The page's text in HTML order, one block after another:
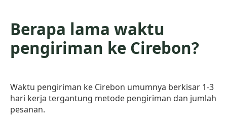
Berapa lama waktu
pengiriman ke Cirebon?
Waktu pengiriman ke Cirebon umumnya berkisar 1-3
hari kerja tergantung metode pengiriman dan jumlah
pesanan.